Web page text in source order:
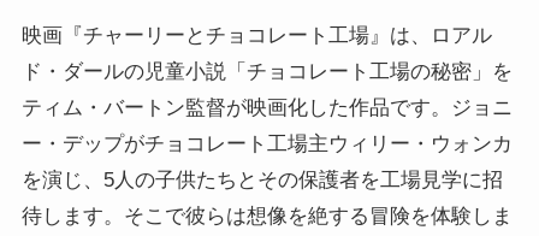
映画『チャーリーとチョコレート工場』は、ロアル
ド・ダールの児童小説「チョコレート工場の秘密」を
ティム・バートン監督が映画化した作品です。ジョニ
ー・デップがチョコレート工場主ウィリー・ウォンカ
を演じ、5人の子供たちとその保護者を工場見学に招
待します。そこで彼らは想像を絶する冒険を体験しま